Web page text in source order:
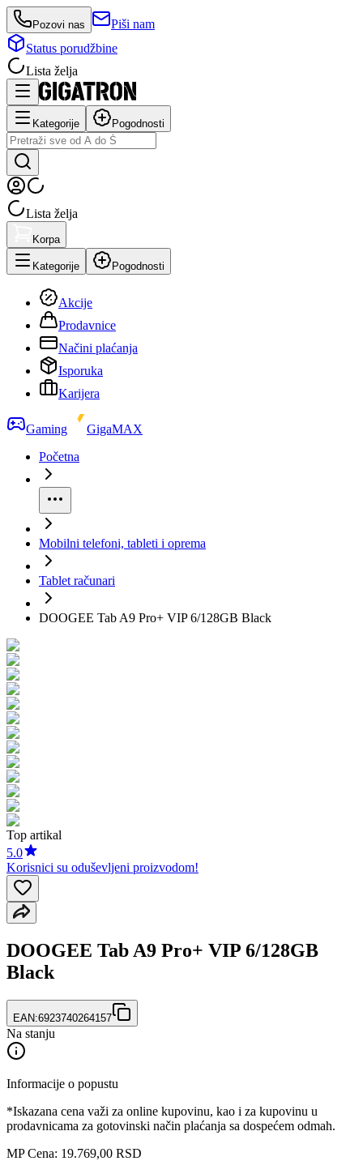
Pozovi nas
Piši nam
Status porudžbine
Lista želja
Kategorije Pogodnosti
Lista želja
Korpa
Kategorije Pogodnosti
Akcije
Prodavnice
Načini plaćanja
Isporuka
Karijera
Gaming
GigaMAX
Početna
Mobilni telefoni, tableti i oprema
Tablet računari
DOOGEE Tab A9 Pro+ VIP 6/128GB Black
Top artikal
5.0
Korisnici su oduševljeni proizvodom!
DOOGEE Tab A9 Pro+ VIP 6/128GB
Black
EAN:6923740264157
Na stanju
Informacije o popustu
*Iskazana cena važi za online kupovinu, kao i za kupovinu u
prodavnicama za gotovinski način plaćanja sa dospećem odmah.
MP Cena: 19.769,00 RSD